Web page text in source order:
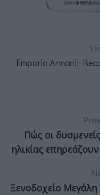
3
Emporio Armani:
Πώς οι
ηλικίας
Ξενοδοχείο